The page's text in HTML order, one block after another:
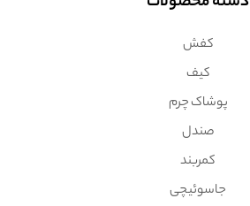
کفش
کیف
پوشاک چرم
صندل
کمربند
جاسوئیچی